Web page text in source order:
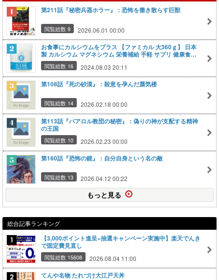
第211話『秘密兵器ホラー』：恐怖を撒き散らす巨獣
閲覧総数 9 2026.06.01 00:00
お食事にカルシウムをプラス 【ファミカル 大360ｇ】 日本
製 カルシウム マグネシウム 栄養補給 手軽 サプリ 健康食品
送料無料 白寿 ハクジュ ★お徳用サイズ★
閲覧総数 16 2024.08.03 20:11
第108話『死の砂漠』：殺意を孕んだ蜃気楼
閲覧総数 14 2026.02.18 00:00
第113話『バアロル教団の秘密』：偽りの神が支配する精神
の王国
閲覧総数 10 2026.02.23 00:00
第160話『恐怖の鏡』：自分自身という名の敵
閲覧総数 13 2026.04.12 00:22
もっと見る
総合記事ランキング
【3,000ポイント進呈×抽選キャンペーン実施中】楽天でんき
で固定費見直し
閲覧総数 15608 2026.08.04 11:00
てんや名物 たれづけ大江戸天丼